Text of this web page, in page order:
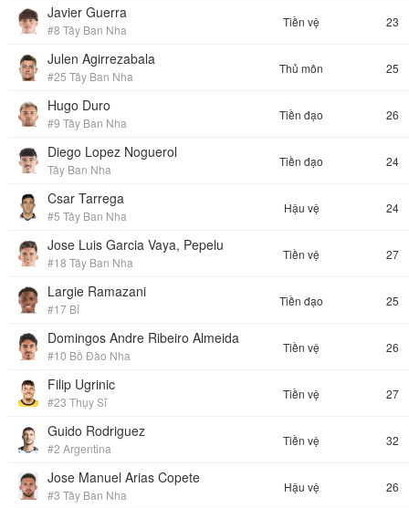
Javier Guerra
#8 Tây Ban Nha
Tiền vệ 23
Julen Agirrezabala
#25 Tây Ban Nha
Thủ môn 25
Hugo Duro
#9 Tây Ban Nha
Tiền đạo 26
Diego Lopez Noguerol
Tây Ban Nha
Tiền đạo 24
Csar Tarrega
#5 Tây Ban Nha
Hậu vệ 24
Jose Luis Garcia Vaya, Pepelu
#18 Tây Ban Nha
Tiền vệ 27
Largie Ramazani
#17 Bỉ
Tiền đạo 25
Domingos Andre Ribeiro Almeida
#10 Bồ Đào Nha
Tiền vệ 26
Filip Ugrinic
#23 Thụy Sĩ
Tiền vệ 27
Guido Rodriguez
#2 Argentina
Tiền vệ 32
Jose Manuel Arias Copete
#3 Tây Ban Nha
Hậu vệ 26